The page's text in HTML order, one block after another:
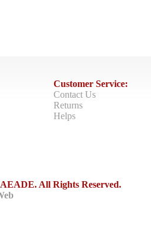
Customer Service:
Contact Us
Returns
Helps
All Rights Reserved.